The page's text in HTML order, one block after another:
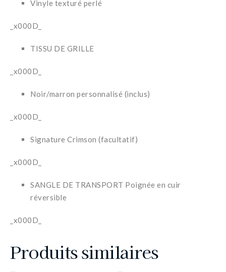
Vinyle texturé perlé
_x000D_
TISSU DE GRILLE
_x000D_
Noir/marron personnalisé (inclus)
_x000D_
Signature Crimson (facultatif)
_x000D_
SANGLE DE TRANSPORT Poignée en cuir
réversible
_x000D_
Produits similaires